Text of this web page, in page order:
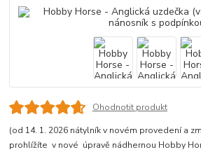
Ohodnotit produkt
(od 14. 1. 2026 nátylník v novém provedení a
prohlížíte v nové úpravě nádhernou Hobby